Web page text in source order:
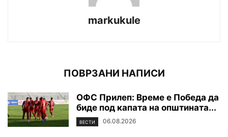
markukule
ПОВРЗАНИ НАПИСИ
ОФС Прилеп: Време е Победа да
биде под капата на општината...
ВЕСТИ 06.08.2026